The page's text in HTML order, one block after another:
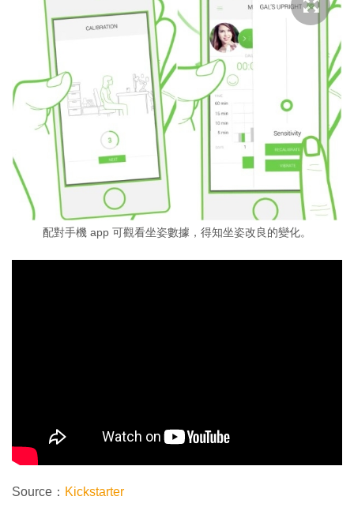
配對手機 app 可觀看坐姿數據，得知坐姿改良的變化。
Source： Kickstarter